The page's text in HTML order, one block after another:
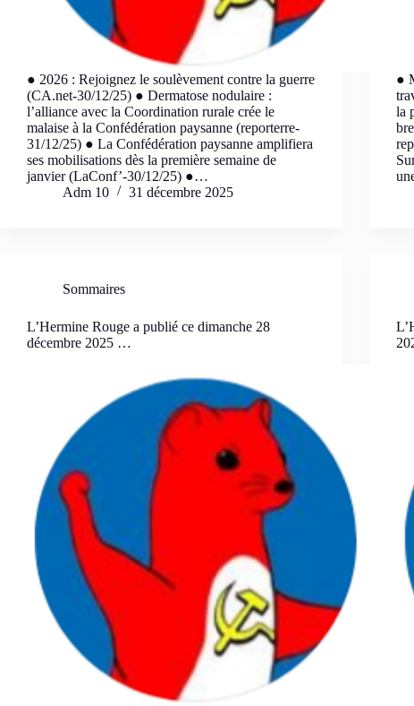
● 2026 : Rejoignez le soulèvement contre la guerre
(CA.net-30/12/25) ● Dermatose nodulaire :
l’alliance avec la Coordination rurale crée le
malaise à la Confédération paysanne (reporterre-
31/12/25) ● La Confédération paysanne amplifiera
ses mobilisations dès la première semaine de
janvier (LaConf’-30/12/25) ●…
Adm 10
31 décembre 2025
●
la
Sommaires
L’Hermine Rouge a publié ce dimanche 28
décembre 2025 …